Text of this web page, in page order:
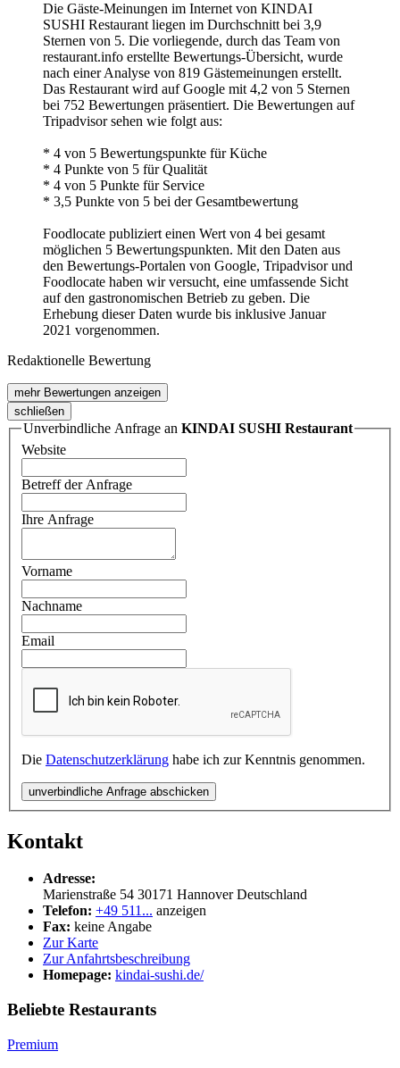
Die Gäste-Meinungen im Internet von KINDAI
SUSHI Restaurant liegen im Durchschnitt bei 3,9
Sternen von 5. Die vorliegende, durch das Team von
restaurant.info erstellte Bewertungs-Übersicht, wurde
nach einer Analyse von 819 Gästemeinungen erstellt.
Das Restaurant wird auf Google mit 4,2 von 5 Sternen
bei 752 Bewertungen präsentiert. Die Bewertungen auf
Tripadvisor sehen wie folgt aus:
* 4 von 5 Bewertungspunkte für Küche
* 4 Punkte von 5 für Qualität
* 4 von 5 Punkte für Service
* 3,5 Punkte von 5 bei der Gesamtbewertung
Foodlocate publiziert einen Wert von 4 bei gesamt
möglichen 5 Bewertungspunkten. Mit den Daten aus
den Bewertungs-Portalen von Google, Tripadvisor und
Foodlocate haben wir versucht, eine umfassende Sicht
auf den gastronomischen Betrieb zu geben. Die
Erhebung dieser Daten wurde bis inklusive Januar
2021 vorgenommen.
Redaktionelle Bewertung
mehr Bewertungen anzeigen
schließen
Unverbindliche Anfrage an KINDAI SUSHI Restaurant
Website
Betreff der Anfrage
Ihre Anfrage
Vorname
Nachname
Email
Die Datenschutzerklärung habe ich zur Kenntnis genommen.
unverbindliche Anfrage abschicken
Kontakt
Adresse:
Marienstraße 54 30171 Hannover Deutschland
Telefon: +49 511... anzeigen
Fax: keine Angabe
Zur Karte
Zur Anfahrtsbeschreibung
Homepage: kindai-sushi.de/
Beliebte Restaurants
Premium